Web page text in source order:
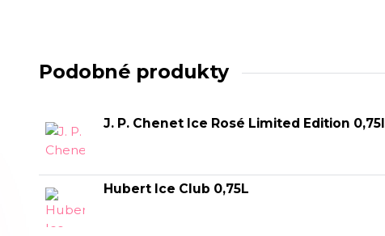
Podobné produkty
J. P. Chenet Ice Rosé Limited Edition 0,75l
Hubert Ice Club 0,75L